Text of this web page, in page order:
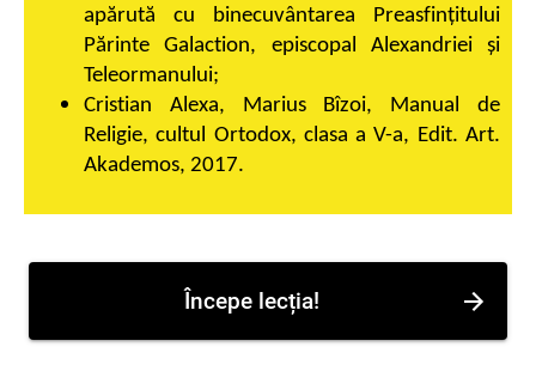
apărută cu binecuvântarea Preasfinţitului
Părinte Galaction, episcopal Alexandriei şi
Teleormanului;
Cristian Alexa, Marius Bîzoi, Manual de
Religie, cultul Ortodox, clasa a V-a, Edit. Art.
Akademos, 2017.
Începe lecția!